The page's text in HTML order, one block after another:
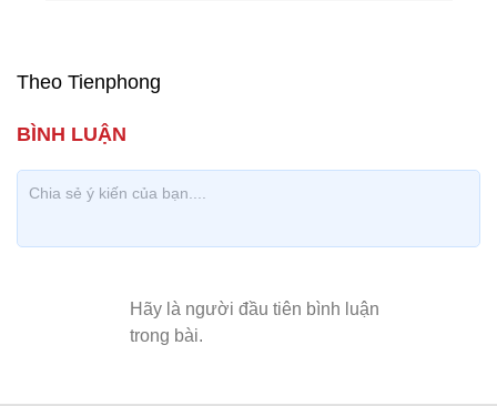
Theo Tienphong